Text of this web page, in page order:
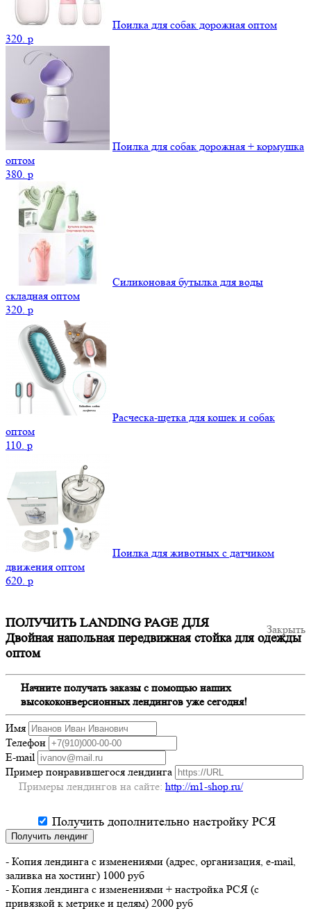
Поилка для собак дорожная оптом
320. p
Поилка для собак дорожная + кормушка
оптом
380. p
Силиконовая бутылка для воды
складная оптом
320. p
Расческа-щетка для кошек и собак
оптом
110. p
Поилка для животных с датчиком
движения оптом
620. p
Закрыть
ПОЛУЧИТЬ LANDING PAGE ДЛЯ
Двойная напольная передвижная стойка для одежды
оптом
Начните получать заказы с помощью наших
высококонверсионных лендингов уже сегодня!
Имя
Телефон
E-mail
Пример понравившегося лендинга
Примеры лендингов на сайте: http://m1-shop.ru/
Получить дополнительно настройку РСЯ
Получить лендинг
- Копия лендинга с изменениями (адрес, организация, e-mail,
заливка на хостинг) 1000 руб
- Копия лендинга с изменениями + настройка РСЯ (с
привязкой к метрике и целям) 2000 руб